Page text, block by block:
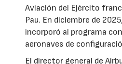
Aviación del Ejército
Pau. En diciembre de
incorporó al programa
aeronaves de
El director general de